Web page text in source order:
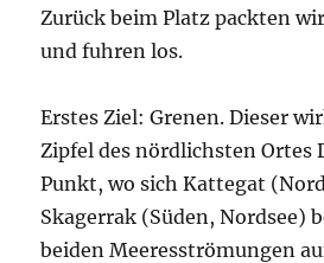
Zurück beim Platz packten
und fuhren los.
Erstes Ziel: Grenen. Dieser
Zipfel des nördlichsten Ortes
Punkt, wo sich Kattegat
Skagerrak (Süden, Nordsee)
beiden Meeresströmungen